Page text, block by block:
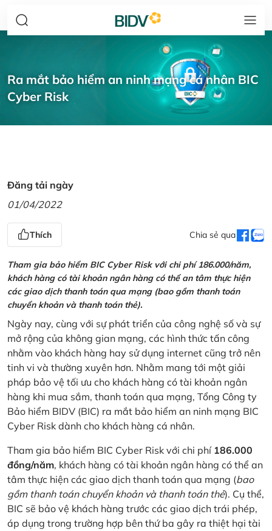
Ra mắt bảo hiểm an ninh mạng cá nhân BIC
Cyber Risk
Đăng tải ngày
01/04/2022
Thích Chia sẻ qua
Tham gia bảo hiểm BIC Cyber Risk với chi phí 186.000/năm,
khách hàng có tài khoản ngân hàng có thể an tâm thực hiện
các giao dịch thanh toán qua mạng (bao gồm thanh toán
chuyển khoản và thanh toán thẻ).
Ngày nay, cùng với sự phát triển của công nghệ số và sự
mở rộng của không gian mạng, các hình thức tấn công
nhằm vào khách hàng hay sử dụng internet cũng trở nên
tinh vi và thường xuyên hơn. Nhằm mang tới một giải
pháp bảo vệ tối ưu cho khách hàng có tài khoản ngân
hàng khi mua sắm, thanh toán qua mạng, Tổng Công ty
Bảo hiểm BIDV (BIC) ra mắt bảo hiểm an ninh mạng BIC
Cyber Risk dành cho khách hàng cá nhân.
Tham gia bảo hiểm BIC Cyber Risk với chi phí 186.000
đồng/năm, khách hàng có tài khoản ngân hàng có thể an
tâm thực hiện các giao dịch thanh toán qua mạng (bao
gồm thanh toán chuyển khoản và thanh toán thẻ). Cụ thể,
BIC sẽ bảo vệ khách hàng trước các giao dịch trái phép,
áp dụng trong trường hợp bên thứ ba gây ra thiệt hại tài